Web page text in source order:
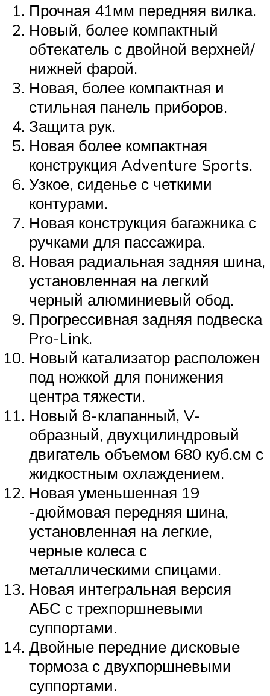
Прочная 41мм передняя вилка.
Новый, более компактный
обтекатель с двойной верхней/
нижней фарой.
Новая, более компактная и
стильная панель приборов.
Защита рук.
Новая более компактная
конструкция Adventure Sports.
Узкое, сиденье с четкими
контурами.
Новая конструкция багажника с
ручками для пассажира.
Новая радиальная задняя шина,
установленная на легкий
черный алюминиевый обод.
Прогрессивная задняя подвеска
Pro-Link.
Новый катализатор расположен
под ножкой для понижения
центра тяжести.
Новый 8-клапанный, V-
образный, двухцилиндровый
двигатель объемом 680 куб.см с
жидкостным охлаждением.
Новая уменьшенная 19
-дюймовая передняя шина,
установленная на легкие,
черные колеса с
металлическими спицами.
Новая интегральная версия
АБС с трехпоршневыми
суппортами.
Двойные передние дисковые
тормоза с двухпоршневыми
суппортами.